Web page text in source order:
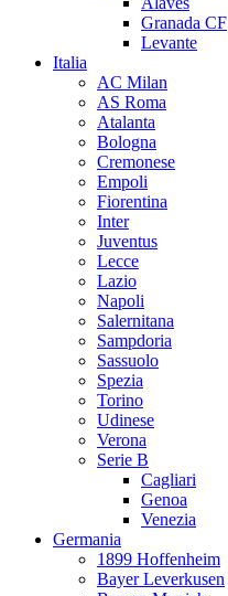
Granada CF
Levante
Italia
AC Milan
AS Roma
Atalanta
Bologna
Cremonese
Empoli
Fiorentina
Inter
Juventus
Lecce
Lazio
Napoli
Salernitana
Sampdoria
Sassuolo
Spezia
Torino
Udinese
Verona
Serie B
Cagliari
Genoa
Venezia
Germania
1899 Hoffenheim
Bayer Leverkusen